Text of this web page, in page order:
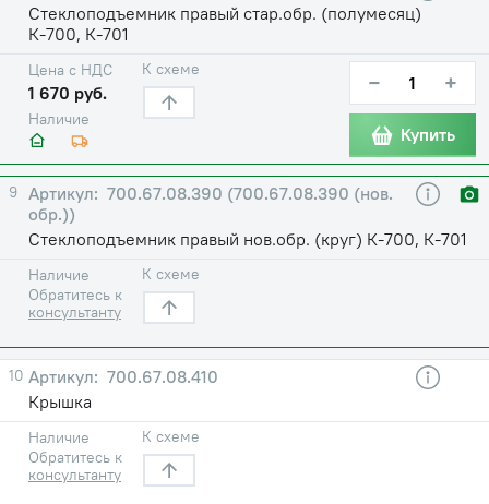
Стеклоподъемник правый стар.обр. (полумесяц)
К-700, К-701
Наличие
Цена с НДС
1 670 руб.
К схеме − +
Купить
9
700.67.08.390 (700.67.08.390 (нов.
обр.))
Стеклоподъемник правый нов.обр. (круг) К-700, К-701
Наличие
Обратитесь к
консультанту
К схеме
10
700.67.08.410
Крышка
Наличие
Обратитесь к
консультанту
К схеме